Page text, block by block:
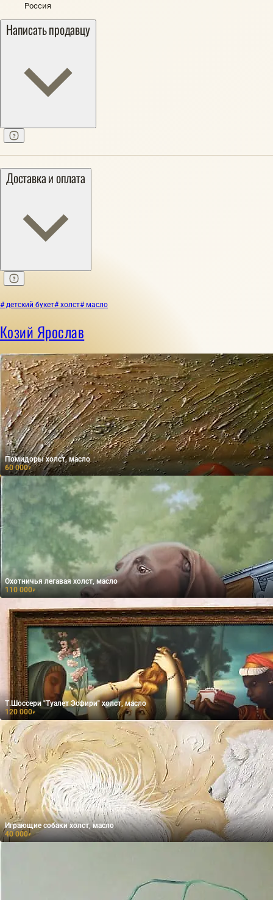
Россия
Написать продавцу
Доставка и оплата
# детский букет# холст# масло
Козий Ярослав
Помидоры холст, масло
60 000₽
Охотничья легавая холст, масло
110 000₽
Т.Шоссери "Туалет Эсфири" холст, масло
120 000₽
Играющие собаки холст, масло
40 000₽